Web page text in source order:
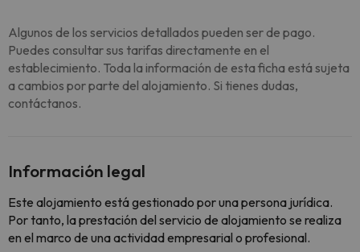
Algunos de los servicios detallados pueden ser de pago.
Puedes consultar sus tarifas directamente en el
establecimiento. Toda la información de esta ficha está sujeta
a cambios por parte del alojamiento. Si tienes dudas,
contáctanos.
Información legal
Este alojamiento está gestionado por una persona jurídica.
Por tanto, la prestación del servicio de alojamiento se realiza
en el marco de una actividad empresarial o profesional.